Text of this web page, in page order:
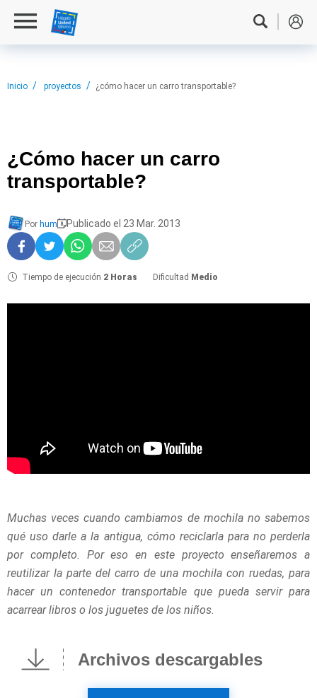
Inicio proyectos ¿cómo hacer un carro transportable?
¿Cómo hacer un carro
transportable?
Por hum Publicado el 23 Mar. 2013
Tiempo de ejecución 2 Horas Dificultad Medio
Muchas veces cuando cambiamos de mochila no sabemos
qué uso darle a la antigua, cómo reciclarla para no perderla
por completo. Por eso en este proyecto enseñaremos a
reutilizar la parte del carro de una mochila con ruedas, para
hacer un contenedor transportable que pueda servir para
acarrear libros o los juguetes de los niños.
Archivos descargables